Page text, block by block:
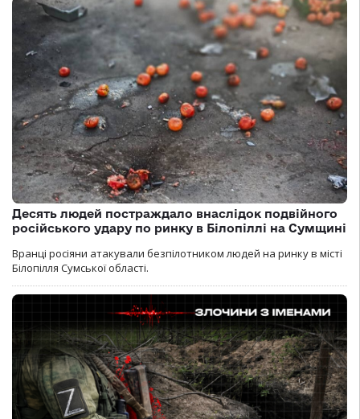
Десять людей постраждало внаслідок подвійного
російського удару по ринку в Білопіллі на Сумщині
Вранці росіяни атакували безпілотником людей на ринку в місті
Білопілля Сумської області.